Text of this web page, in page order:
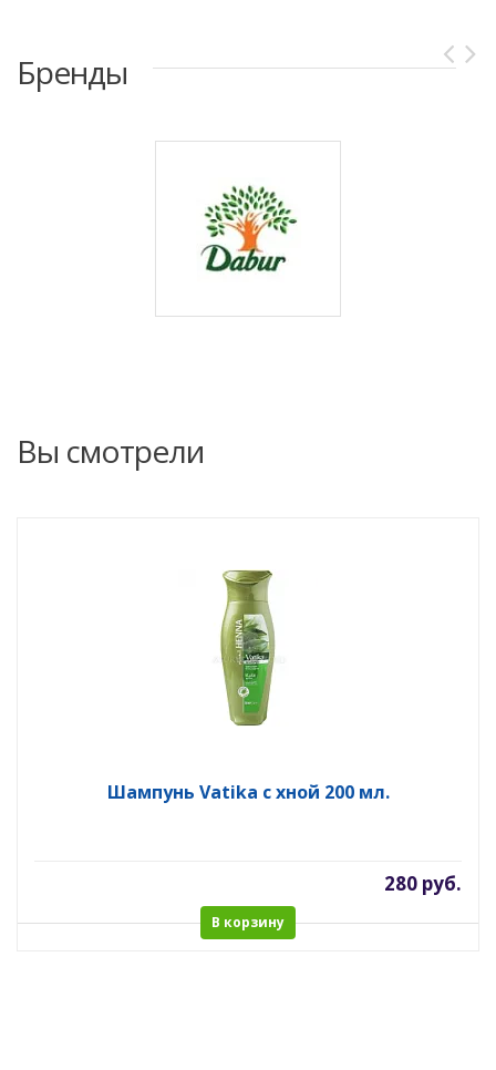
Бренды
Вы смотрели
Шампунь Vatika с хной 200 мл.
280 руб.
В корзину